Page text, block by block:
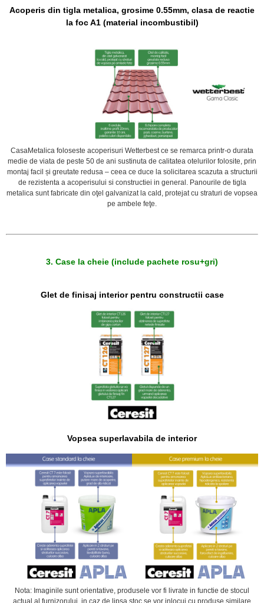
Acoperis din tigla metalica, grosime 0.55mm, clasa de reactie
la foc A1 (material incombustibil)
CasaMetalica foloseste acoperisuri Wetterbest ce se remarca printr-o durata
medie de viata de peste 50 de ani sustinuta de calitatea otelurilor folosite, prin
montaj facil și greutate redusa – ceea ce duce la solicitarea scazuta a structurii
de rezistenta a acoperisului si constructiei in general. Panourile de tigla
metalica sunt fabricate din oţel galvanizat la cald, protejat cu straturi de vopsea
pe ambele feţe.
3. Case la cheie (include pachete rosu+gri)
Glet de finisaj interior pentru constructii case
Vopsea superlavabila de interior
Nota: Imaginile sunt orientative, produsele vor fi livrate in functie de stocul
actual al furnizorului, in caz de lipsa stoc se vor inlocui cu produse similare